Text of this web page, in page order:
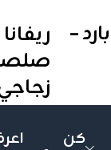
–
زجاجي 300
الوزن
كن